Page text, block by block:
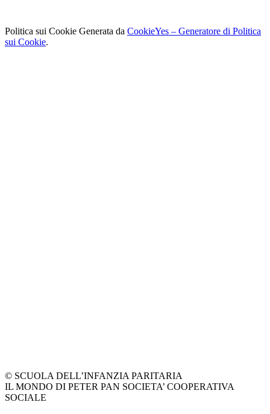
Politica sui Cookie Generata da CookieYes – Generatore di Politica
sui Cookie.
© SCUOLA DELL’INFANZIA PARITARIA
IL MONDO DI PETER PAN SOCIETA’ COOPERATIVA
SOCIALE